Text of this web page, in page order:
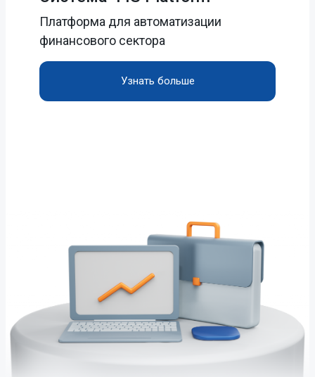
Платформа для автоматизации
финансового сектора
Узнать больше